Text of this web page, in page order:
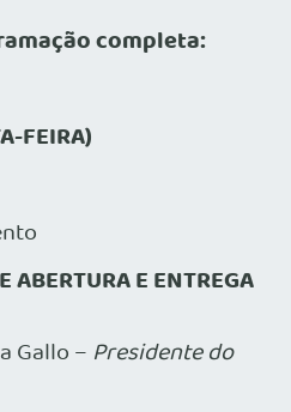
completa:
FEIRA)
ABERTURA E ENTREGA
Gallo – Presidente do